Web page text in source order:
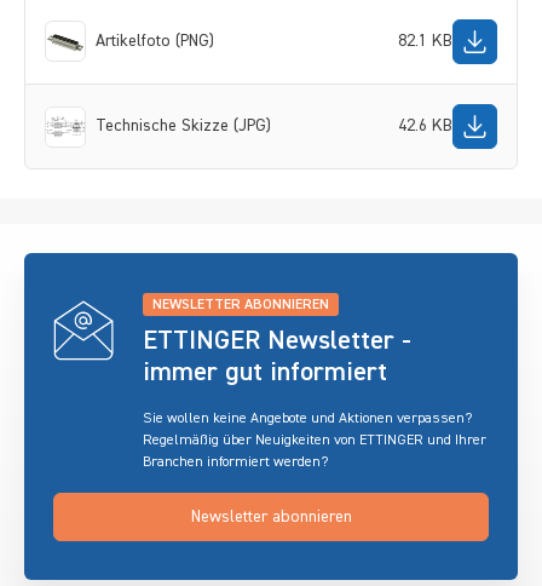
Artikelfoto (PNG) 82.1 KB
Technische Skizze (JPG) 42.6 KB
NEWSLETTER ABONNIEREN
ETTINGER Newsletter -
immer gut informiert
Sie wollen keine Angebote und Aktionen verpassen?
Regelmäßig über Neuigkeiten von ETTINGER und Ihrer
Branchen informiert werden?
Newsletter abonnieren